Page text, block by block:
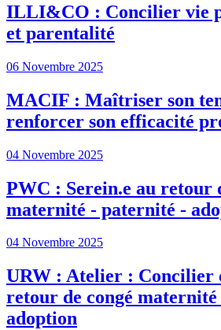
ILLI&CO : Concilier vie
et parentalité
06 Novembre 2025
MACIF : Maîtriser son
renforcer son efficacité
04 Novembre 2025
PWC : Serein.e au retour
maternité - paternité -
04 Novembre 2025
URW : Atelier : Concilier
retour de congé
adoption